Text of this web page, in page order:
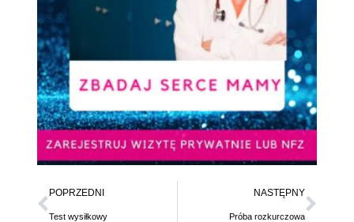
POPRZEDNI
Test wysiłkowy
NASTĘPNY
Próba rozkurczowa